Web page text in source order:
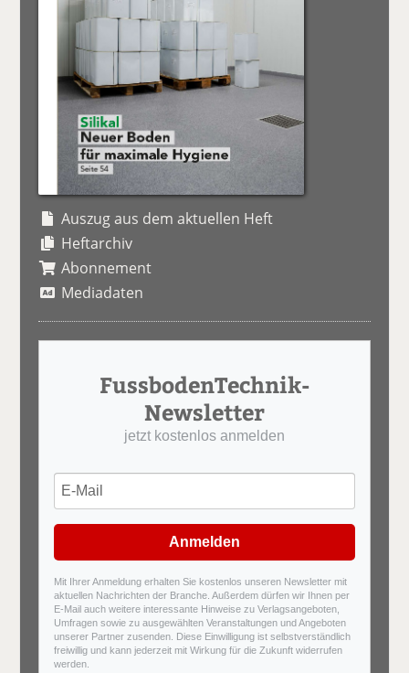
Auszug aus dem aktuellen Heft
Heftarchiv
Abonnement
Mediadaten
FussbodenTechnik-
Newsletter
jetzt kostenlos anmelden
Anmelden
Mit Ihrer Anmeldung erhalten Sie kostenlos unseren Newsletter mit
aktuellen Nachrichten der Branche. Außerdem dürfen wir Ihnen per
E-Mail auch weitere interessante Hinweise zu Verlagsangeboten,
Umfragen sowie zu ausgewählten Veranstaltungen und Angeboten
unserer Partner zusenden. Diese Einwilligung ist selbstverständlich
freiwillig und kann jederzeit mit Wirkung für die Zukunft widerrufen
werden.